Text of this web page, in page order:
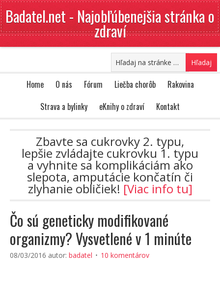
Badatel.net - Najobľúbenejšia stránka o
zdraví
Home O nás Fórum Liečba chorôb
Rakovina
Strava a bylinky
eKnihy o zdraví Kontakt
Zbavte sa cukrovky 2. typu,
lepšie zvládajte cukrovku 1. typu
a vyhnite sa komplikáciám ako
slepota, amputácie končatín či
zlyhanie obličiek! [Viac info tu]
Čo sú geneticky modifikované
organizmy? Vysvetlené v 1 minúte
08/03/2016 autor: badatel 10 komentárov